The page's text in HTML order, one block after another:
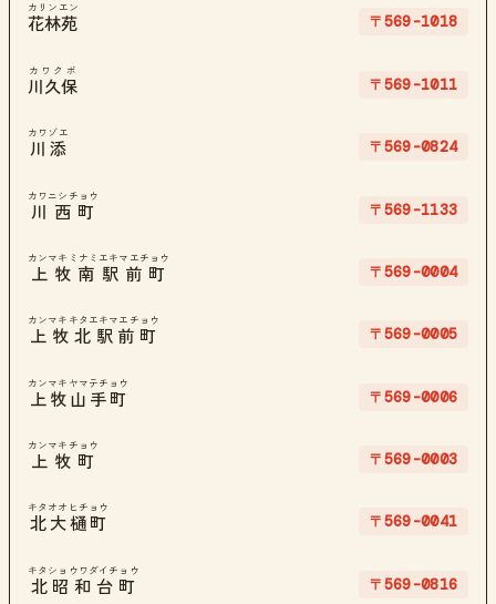
花林苑
カリンエン
〒569-1018
川久保
カワクボ
〒569-1011
川添
カワゾエ
〒569-0824
川西町
カワニシチョウ
〒569-1133
上牧南駅前町
カンマキミナミエキマエチョウ
〒569-0004
上牧北駅前町
カンマキキタエキマエチョウ
〒569-0005
上牧山手町
カンマキヤマテチョウ
〒569-0006
上牧町
カンマキチョウ
〒569-0003
北大樋町
キタオオヒチョウ
〒569-0041
北昭和台町
キタショウワダイチョウ
〒569-0816